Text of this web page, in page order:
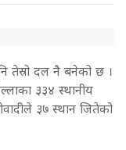
तेस्रो दल नै बनेको छ ।
३३४ स्थानीय
३७ स्थान जितेको